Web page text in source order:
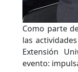
Como parte
las
Extensión
evento: